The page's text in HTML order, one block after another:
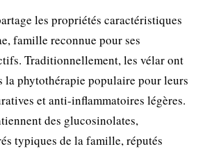
les propriétés caractéristiques
famille reconnue pour ses
Traditionnellement, les vélar ont
la phytothérapie populaire pour leurs
et anti-inflammatoires légères.
des glucosinolates,
typiques de la famille, réputés